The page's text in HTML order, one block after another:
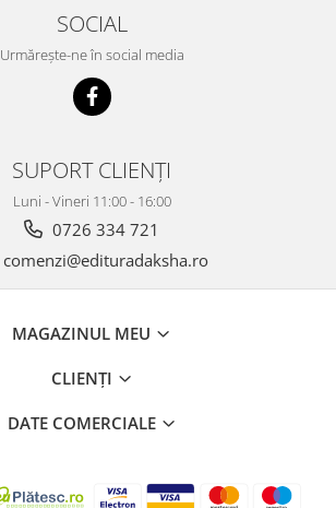
SOCIAL
Urmărește-ne în social media
SUPORT CLIENȚI
Luni - Vineri 11:00 - 16:00
0726 334 721
comenzi@edituradaksha.ro
MAGAZINUL MEU
CLIENȚI
DATE COMERCIALE